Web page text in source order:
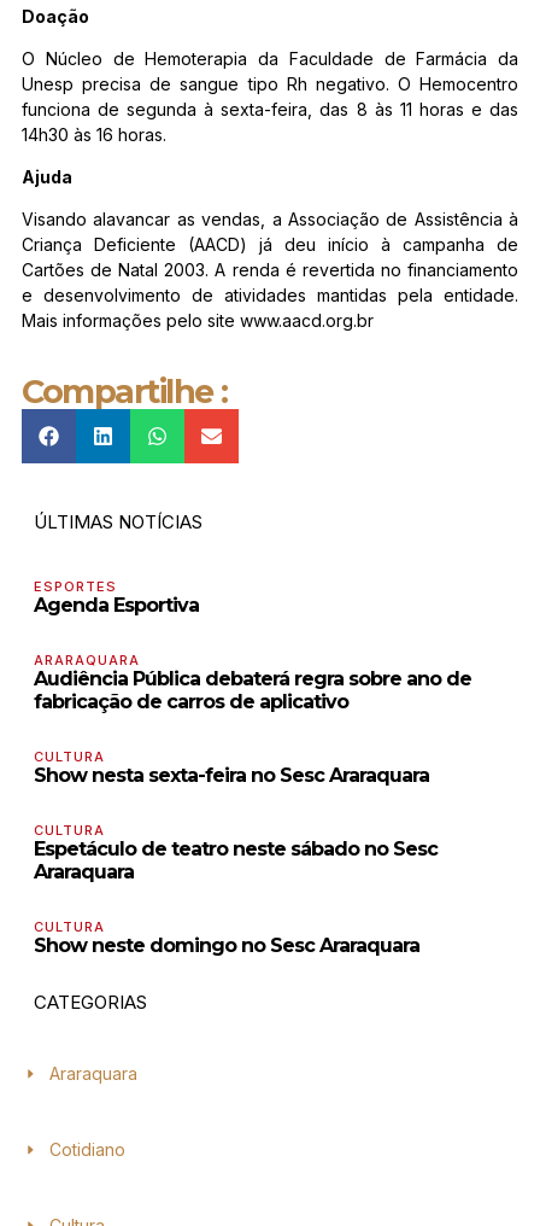
Doação
O Núcleo de Hemoterapia da Faculdade de Farmácia da
Unesp precisa de sangue tipo Rh negativo. O Hemocentro
funciona de segunda à sexta-feira, das 8 às 11 horas e das
14h30 às 16 horas.
Ajuda
Visando alavancar as vendas, a Associação de Assistência à
Criança Deficiente (AACD) já deu início à campanha de
Cartões de Natal 2003. A renda é revertida no financiamento
e desenvolvimento de atividades mantidas pela entidade.
Mais informações pelo site www.aacd.org.br
Compartilhe :
ÚLTIMAS NOTÍCIAS
ESPORTES
Agenda Esportiva
ARARAQUARA
Audiência Pública debaterá regra sobre ano de
fabricação de carros de aplicativo
CULTURA
Show nesta sexta-feira no Sesc Araraquara
CULTURA
Espetáculo de teatro neste sábado no Sesc
Araraquara
CULTURA
Show neste domingo no Sesc Araraquara
CATEGORIAS
Araraquara
Cotidiano